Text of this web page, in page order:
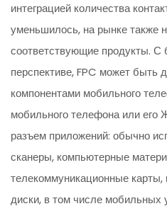
интеграцией количества
уменьшилось, на рынке также
соответствующие продукты. С
перспективе, FPC может быть
компонентами мобильного
мобильного телефона или
разъем приложений: обычно
сканеры, компьютерные
телекоммуникационные
диски, в том числе мобильных